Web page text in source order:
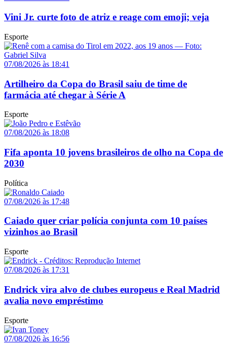
Vini Jr. curte foto de atriz e reage com emoji; veja
Esporte
07/08/2026 às 18:41
Artilheiro da Copa do Brasil saiu de time de
farmácia até chegar à Série A
Esporte
07/08/2026 às 18:08
Fifa aponta 10 jovens brasileiros de olho na Copa de
2030
Política
07/08/2026 às 17:48
Caiado quer criar polícia conjunta com 10 países
vizinhos ao Brasil
Esporte
07/08/2026 às 17:31
Endrick vira alvo de clubes europeus e Real Madrid
avalia novo empréstimo
Esporte
07/08/2026 às 16:56